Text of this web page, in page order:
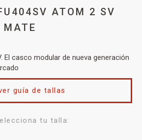
ATOM 2 SV
MATE
El casco modular de nueva generación
tu talla:
guía de tallas